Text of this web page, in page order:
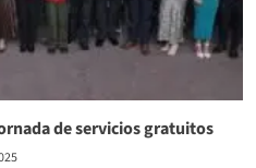
de servicios gratuitos